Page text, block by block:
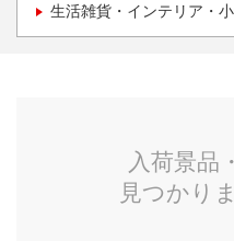
生活雑貨・インテリア・